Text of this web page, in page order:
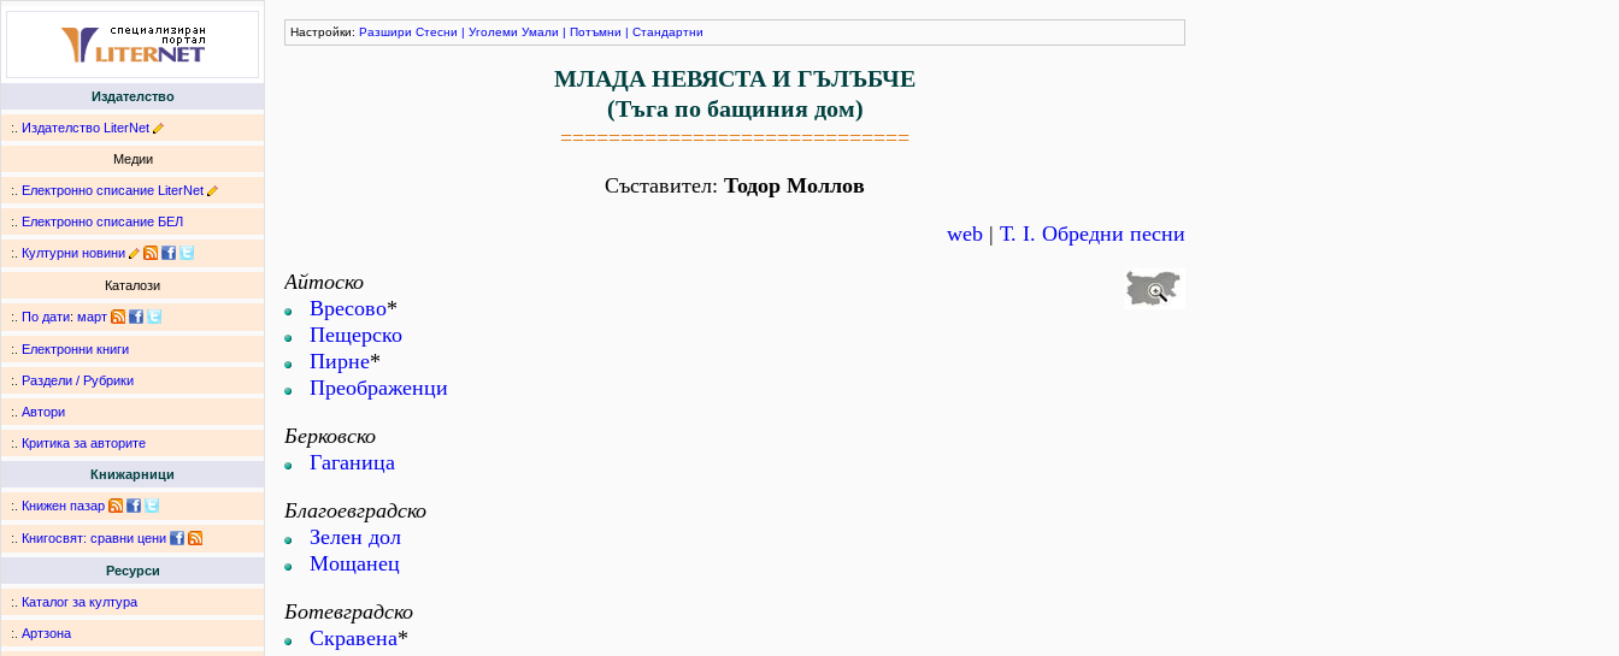
Издателство
:. Издателство LiterNet
Медии
:. Електронно списание LiterNet
:. Електронно списание БЕЛ
:. Културни новини
Каталози
:. По дати: март
:. Електронни книги
:. Раздели / Рубрики
:. Автори
:. Критика за авторите
Книжарници
:. Книжен пазар
:. Книгосвят: сравни цени
Ресурси
:. Каталог за култура
:. Артзона
Настройки: Разшири Стесни | Уголеми Умали | Потъмни | Стандартни
МЛАДА НЕВЯСТА И ГЪЛЪБЧЕ
(Тъга по бащиния дом)
=============================
Съставител: Тодор Моллов
web | Т. І. Обредни песни
Айтоско
Вресово*
Пещерско
Пирне*
Преображенци
Берковско
Гаганица
Благоевградско
Зелен дол
Мощанец
Ботевградско
Скравена*